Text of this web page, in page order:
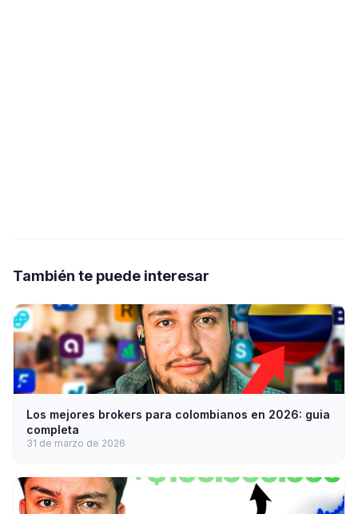
También te puede interesar
Los mejores brokers para colombianos en 2026: guia
completa
31 de marzo de 2026